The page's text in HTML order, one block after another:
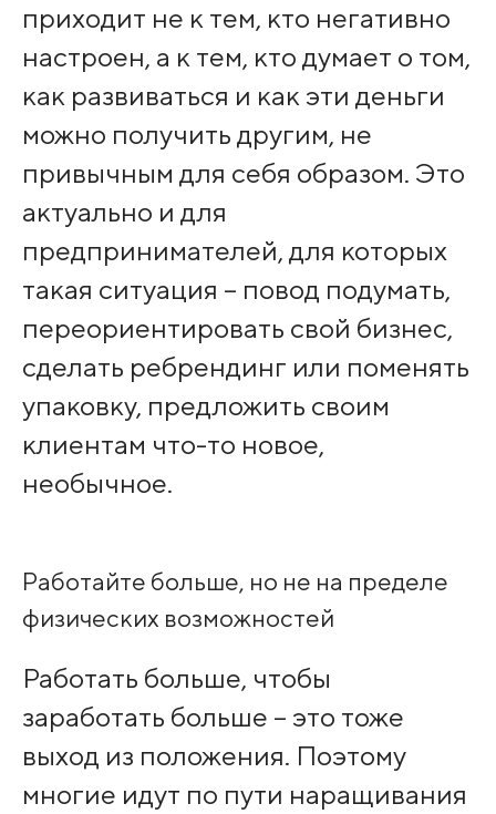
приходит не к тем, кто негативно
настроен, а к тем, кто думает о том,
как развиваться и как эти деньги
можно получить другим, не
привычным для себя образом. Это
актуально и для
предпринимателей, для которых
такая ситуация – повод подумать,
переориентировать свой бизнес,
сделать ребрендинг или поменять
упаковку, предложить своим
клиентам что-то новое,
необычное.
Работайте больше, но не на пределе
физических возможностей
Работать больше, чтобы
заработать больше – это тоже
выход из положения. Поэтому
многие идут по пути наращивания